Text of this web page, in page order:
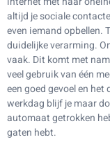
altijd je sociale
even iemand opbellen.
duidelijke verarming.
vaak. Dit komt met
veel gebruik van één
een goed gevoel en
werkdag blijf je maar
automaat getrokken
gaten hebt.